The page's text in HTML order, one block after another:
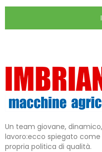
Un team giovane,
lavoro:ecco spiegato come
propria politica di qualità.